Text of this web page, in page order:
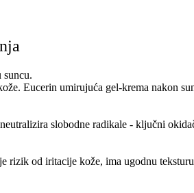
suncu.
Eucerin umirujuća gel-krema nakon
slobodne radikale - ključni
od iritacije kože, ima ugodnu